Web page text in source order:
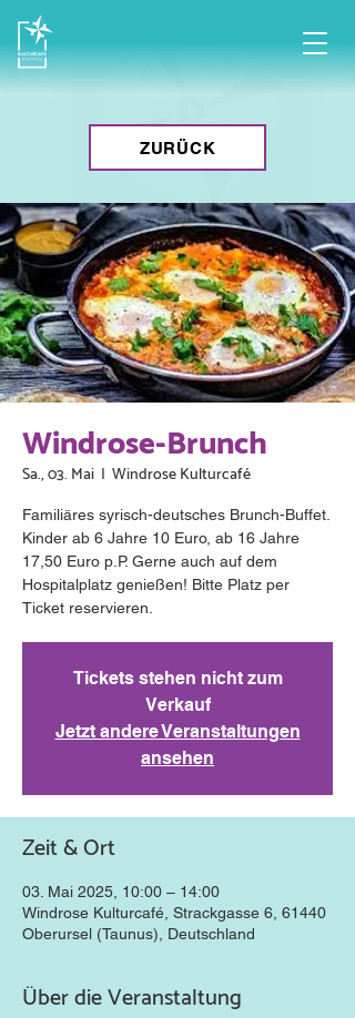
ZURÜCK
Windrose-Brunch
Sa., 03. Mai
  |
Windrose Kulturcafé
Familiäres syrisch-deutsches Brunch-Buffet.
Kinder ab 6 Jahre 10 Euro, ab 16 Jahre
17,50 Euro p.P. Gerne auch auf dem
Hospitalplatz genießen! Bitte Platz per
Ticket reservieren.
Tickets stehen nicht zum
Verkauf
Jetzt andere Veranstaltungen
ansehen
Zeit & Ort
03. Mai 2025, 10:00 – 14:00
Windrose Kulturcafé, Strackgasse 6, 61440
Oberursel (Taunus), Deutschland
Über die Veranstaltung